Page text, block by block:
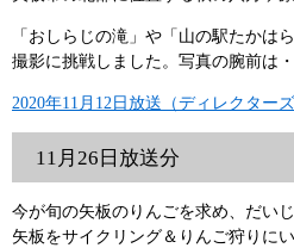
「おしらじの滝」や「山の駅たかは
撮影に挑戦しました。写真の腕前は・
2020年11月12日放送（ディレクター
11月26日放送分
今が旬の矢板のりんごを求め、だい
矢板をサイクリング＆りんご狩りに